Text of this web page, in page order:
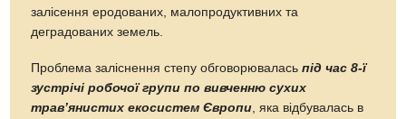
залісення еродованих, малопродуктивних та
деградованих земель.
Проблема заліснення степу обговорюваласьпід час 8-ї
зустрічі робочої групи по вивченню сухих
трав’янистих екосистем Європи , яка відбувалась в